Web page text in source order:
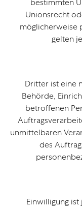
bestimmten
Unionsrecht
möglicherweise
gelten
Dritter ist eine
Behörde,
betroffenen
unmittelbaren
des
Einwilligung